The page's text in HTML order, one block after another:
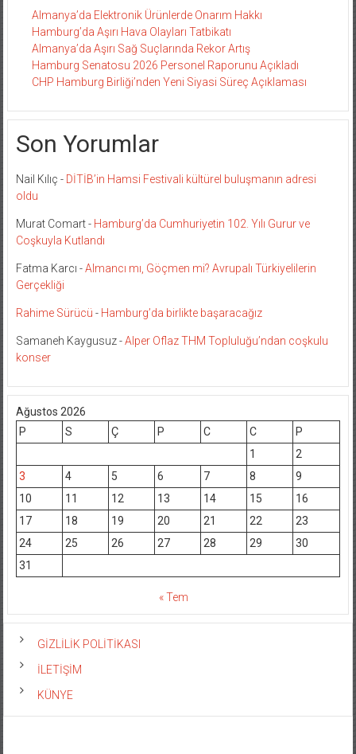
Almanya’da Elektronik Ürünlerde Onarım Hakkı
Hamburg’da Aşırı Hava Olayları Tatbikatı
Almanya’da Aşırı Sağ Suçlarında Rekor Artış
Hamburg Senatosu 2026 Personel Raporunu Açıkladı
CHP Hamburg Birliği’nden Yeni Siyasi Süreç Açıklaması
Son Yorumlar
Nail Kılıç - DİTİB’in Hamsi Festivali kültürel buluşmanın adresi
oldu
Murat Comart- Hamburg’da Cumhuriyetin 102. Yılı Gurur ve
Coşkuyla Kutlandı
Fatma Karcı -Almancı mı, Göçmen mi? Avrupalı Türkiyelilerin
Gerçekliği
Rahime Sürücü - Hamburg’da birlikte başaracağız
Samaneh Kaygusuz-Alper Oflaz THM Topluluğu’ndan coşkulu
konser
Ağustos 2026
P
S Ç P C C
P
1
2
3
4 5 6 7 8
9
10
11 12 13 14 15
16
17
18 19 20 21 22
23
24
25 26 27 28 29
30
31
« Tem
GİZLİLİK POLİTİKASI
İLETİŞİM
KÜNYE